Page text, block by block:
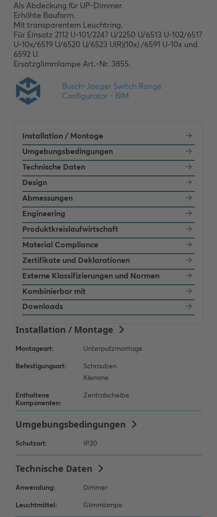
Als Abdeckung für UP-Dimmer.
Erhöhte Bauform.
Mit transparentem Leuchtring.
Für Einsatz 2112 U-101/2247 U/2250 U/6513 U-102/6517
U-10x/6519 U/6520 U/6523 U(R)(10x) /6591 U-10x und
6592 U.
Ersatzglimmlampe Art.-Nr. 3855.
Installation / Montage
Umgebungsbedingungen
Technische Daten
Design
Abmessungen
Engineering
Produktkreislaufwirtschaft
Material Compliance
Zertifikate und Deklarationen
Externe Klassifizierungen und Normen
Kombinierbar mit
Downloads